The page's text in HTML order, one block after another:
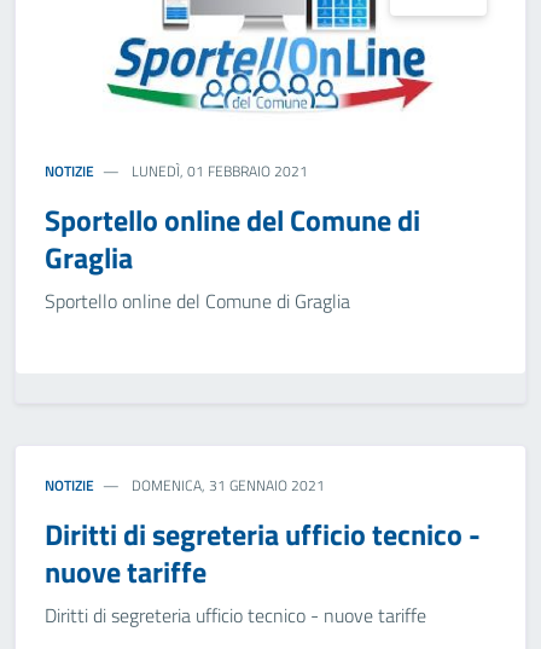
NOTIZIE LUNEDÌ, 01 FEBBRAIO 2021
Sportello online del Comune di
Graglia
Sportello online del Comune di Graglia
NOTIZIE DOMENICA, 31 GENNAIO 2021
Diritti di segreteria ufficio tecnico -
nuove tariffe
Diritti di segreteria ufficio tecnico - nuove tariffe